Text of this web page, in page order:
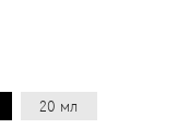
20 мл